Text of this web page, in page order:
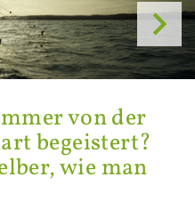

von der
be­geis­tert?
wie man